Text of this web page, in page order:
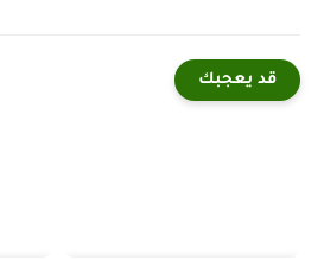
قد يعجبك